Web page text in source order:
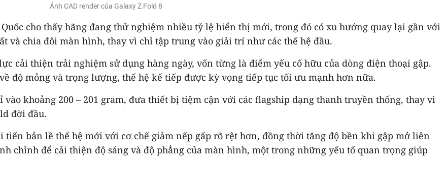
Ảnh CAD render của Galaxy Z Fold 8
cho thấy hãng đang thử nghiệm nhiều tỷ lệ hiển thị mới, trong đó có xu hướng quay lại gần với
và chia đôi màn hình, thay vì chỉ tập trung vào giải trí như các thế hệ đầu.
cải thiện trải nghiệm sử dụng hàng ngày, vốn từng là điểm yếu cố hữu của dòng điện thoại gập.
độ mỏng và trọng lượng, thế hệ kế tiếp được kỳ vọng tiếp tục tối ưu mạnh hơn nữa.
khoảng 200 – 201 gram, đưa thiết bị tiệm cận với các flagship dạng thanh truyền thống, thay vì
đời đầu.
tiến bản lề thế hệ mới với cơ chế giảm nếp gấp rõ rệt hơn, đồng thời tăng độ bền khi gập mở liên
chỉnh để cải thiện độ sáng và độ phẳng của màn hình, một trong những yếu tố quan trọng giúp